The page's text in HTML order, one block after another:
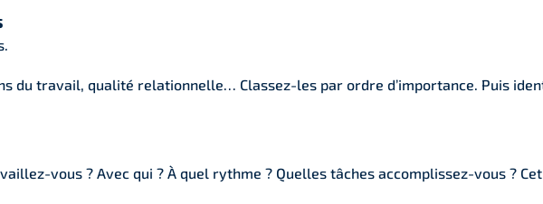
du travail, qualité relationnelle… Classez-les par ordre d’importance. Puis
vous ? Avec qui ? À quel rythme ? Quelles tâches accomplissez-vous ?